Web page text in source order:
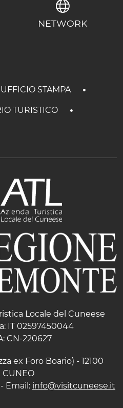
NETWORK
UFFICIO STAMPA
TURISTICO
Locale del Cuneese
IT 02597450044
CN-220627
ex Foro Boario) - 12100
CUNEO
- Email: info@visitcuneese.it